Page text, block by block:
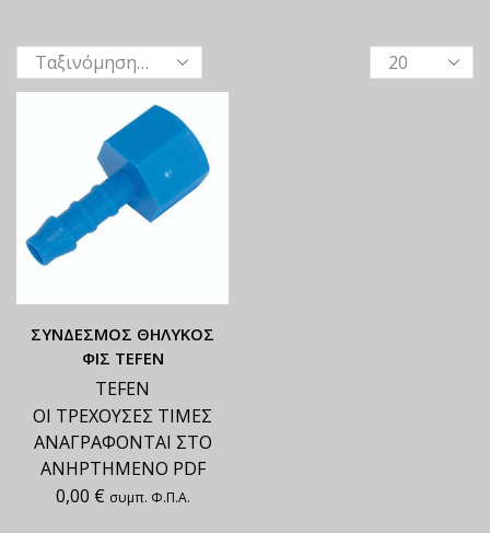
ΣΥΝΔΕΣΜΟΣ ΘΗΛΥΚΟΣ
ΦΙΣ TEFEN
TEFEN
ΟΙ ΤΡΕΧΟΥΣΕΣ ΤΙΜΕΣ
ΑΝΑΓΡΑΦΟΝΤΑΙ ΣΤΟ
ΑΝΗΡΤΗΜΕΝΟ PDF
0,00 € συμπ. Φ.Π.Α.